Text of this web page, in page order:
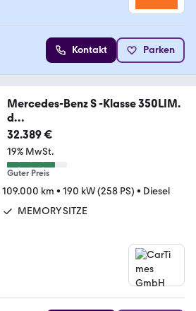
Kontakt Parken
Mercedes-Benz S -Klasse 350LIM.
d
L/Chaffeur/MEMORY/PANO/LED
ER
32.389 €
19% MwSt.
Guter Preis
109.000 km • 190 kW (258 PS) • Diesel
MEMORY SITZE